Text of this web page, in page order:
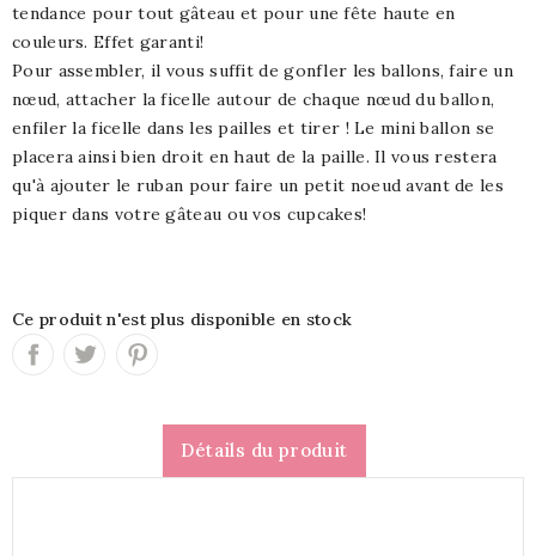
tendance pour tout gâteau et pour une fête haute en
couleurs. Effet garanti!
Pour assembler, il vous suffit de gonfler les ballons, faire un
nœud, attacher la ficelle autour de chaque nœud du ballon,
enfiler la ficelle dans les pailles et tirer ! Le mini ballon se
placera ainsi bien droit en haut de la paille. Il vous restera
qu'à ajouter le ruban pour faire un petit noeud avant de les
piquer dans votre gâteau ou vos cupcakes!
Ce produit n'est plus disponible en stock
Détails du produit